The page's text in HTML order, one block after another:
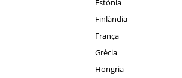
Estònia
Finlàndia
França
Grècia
Hongria